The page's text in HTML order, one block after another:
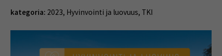
kategoria: 2023, Hyvinvointi ja luovuus, TKI